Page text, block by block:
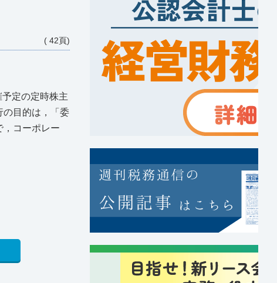
( 42頁)
定の定時株主
の目的は，「委
，コーポレー